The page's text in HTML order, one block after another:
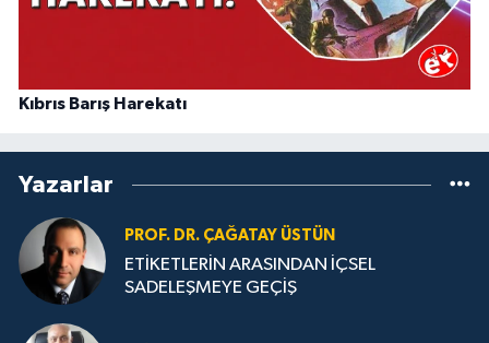
Kıbrıs Barış Harekatı
Yazarlar
PROF. DR. ÇAĞATAY ÜSTÜN
ETİKETLERİN ARASINDAN İÇSEL
SADELEŞMEYE GEÇİŞ